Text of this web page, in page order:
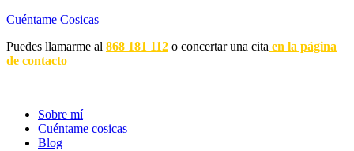
Cuéntame Cosicas
Puedes llamarme al 868 181 112 o concertar una cita en la página
de contacto
Sobre mí
Cuéntame cosicas
Blog